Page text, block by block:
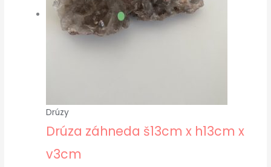
Drúzy
Drúza záhneda š13cm x h13cm x
v3cm